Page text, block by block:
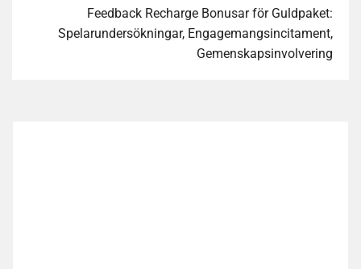
Feedback Recharge Bonusar för Guldpaket:
Spelarundersökningar, Engagemangsincitament,
Gemenskapsinvolvering